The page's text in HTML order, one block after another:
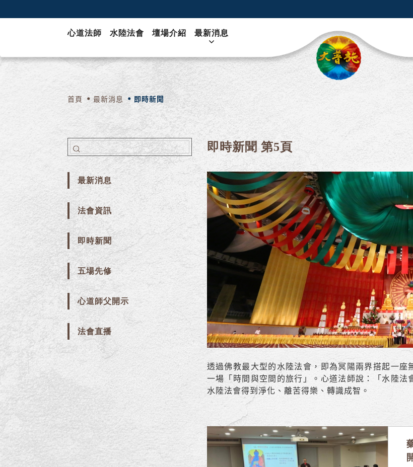
心道法師 水陸法會 壇場介紹 最新消息
首頁 最新消息 即時新聞
最新消息
法會資訊
即時新聞
五場先修
心道師父開示
法會直播
即時新聞 第5頁
透過佛教最大型的水陸法會，即為冥陽兩界搭起一
一場「時間與空間的旅行」。心道法師說：「水陸
水陸法會得到淨化、離苦得樂、轉識成智。